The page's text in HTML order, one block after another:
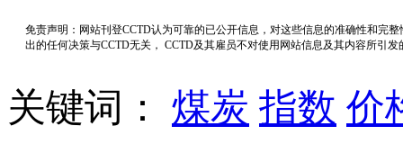
免责声明：网站刊登CCTD认为可靠的已公开信息，对这些信息的准确性和完
出的任何决策与CCTD无关， CCTD及其雇员不对使用网站信息及其内容所引
关键词： 煤炭 指数 价